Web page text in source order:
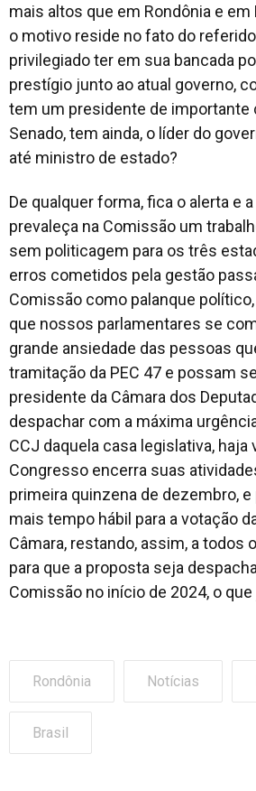
mais altos que em Rondônia e em
o motivo reside no fato do
privilegiado ter em sua bancada
prestígio junto ao atual governo,
tem um presidente de importante
Senado, tem ainda, o líder do
até ministro de estado?
De qualquer forma, fica o alerta e
prevaleça na Comissão um
sem politicagem para os três
erros cometidos pela gestão
Comissão como palanque
que nossos parlamentares se
grande ansiedade das pessoas
tramitação da PEC 47 e possam
presidente da Câmara dos
despachar com a máxima
CCJ daquela casa legislativa, haja
Congresso encerra suas
primeira quinzena de dezembro, e
mais tempo hábil para a votação
Câmara, restando, assim, a todos
para que a proposta seja
Comissão no início de 2024, o
Rondônia Notícias
Brasil